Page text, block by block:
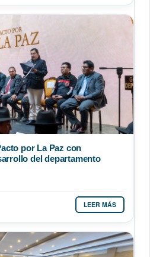
por La Paz con
del departamento
LEER MÁS